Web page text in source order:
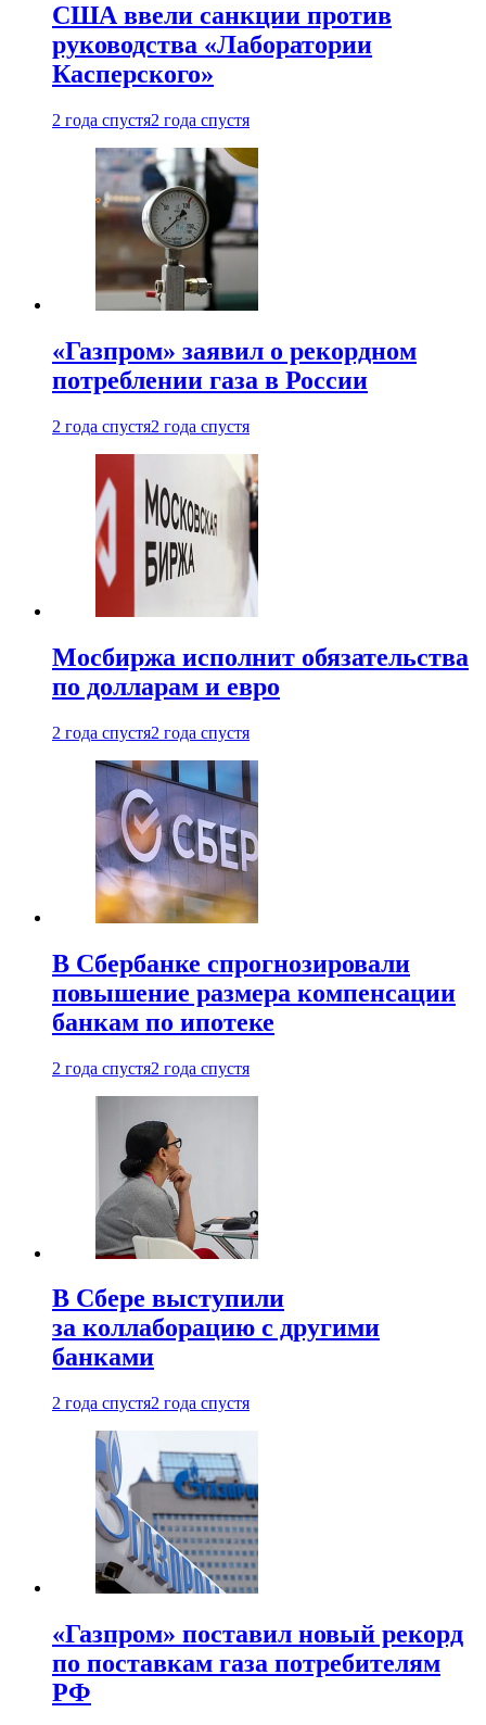
США ввели санкции против
руководства «Лаборатории
Касперского»
2 года спустя2 года спустя
«Газпром» заявил о рекордном
потреблении газа в России
2 года спустя2 года спустя
Мосбиржа исполнит обязательства
по долларам и евро
2 года спустя2 года спустя
В Сбербанке спрогнозировали
повышение размера компенсации
банкам по ипотеке
2 года спустя2 года спустя
В Сбере выступили
за коллаборацию с другими
банками
2 года спустя2 года спустя
«Газпром» поставил новый рекорд
по поставкам газа потребителям
РФ